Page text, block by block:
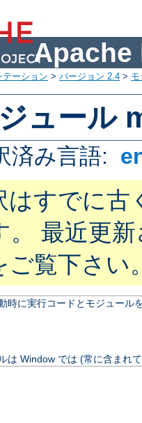
Apache
テーション > バージョン 2.4 >
ュール
済み言語:
はすでに古
。 最近更
ご覧下さい
時に実行コードとモジュール
は Window では (常に含まれ